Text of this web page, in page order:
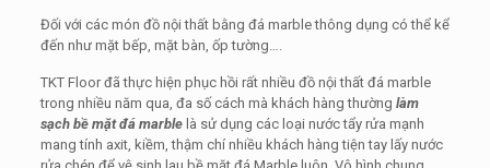
Đối với các món đồ nội thất bằng đá marble thông dụng có thể kể
đến như mặt bếp, mặt bàn, ốp tường….
TKT Floor đã thực hiện phục hồi rất nhiều đồ nội thất đá marble
trong nhiều năm qua, đa số cách mà khách hàng thường làm
sạch bề mặt đá marblelà sử dụng các loại nước tẩy rửa mạnh
mang tính axit, kiềm, thậm chí nhiều khách hàng tiện tay lấy nước